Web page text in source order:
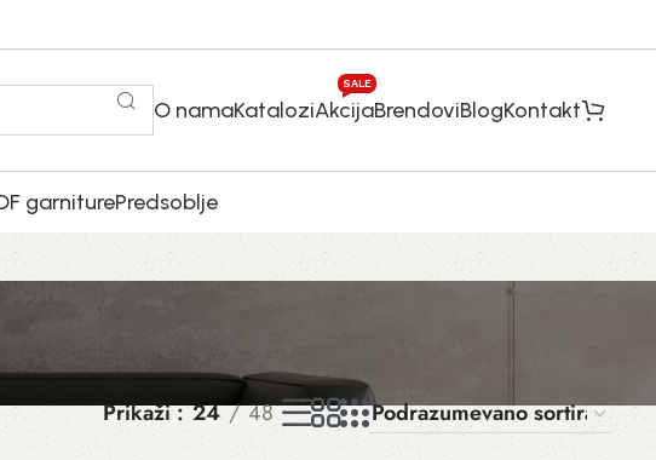
O namaKataloziAkcija
SALE
BrendoviBlogKontakt
garniturePredsoblje
Prikaži 24 48